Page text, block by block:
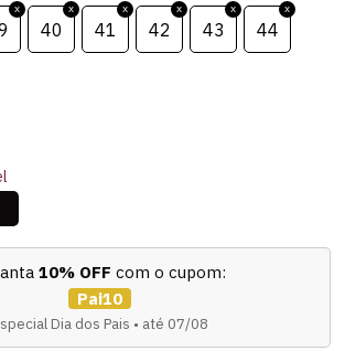
40 41 42 43 44
10% OFF com o cupom:
Pai10
Dia dos Pais • até 07/08